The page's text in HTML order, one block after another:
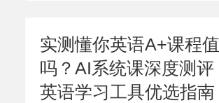
实测懂你英语A+课程
吗？AI系统课深度测评
英语学习工具优选指南